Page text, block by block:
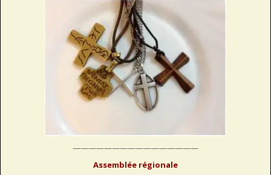
————————————————
Assemblée régionale